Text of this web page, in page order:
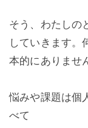
そう、わたしの
していきます。
本的にありませ
悩みや課題は個
べて